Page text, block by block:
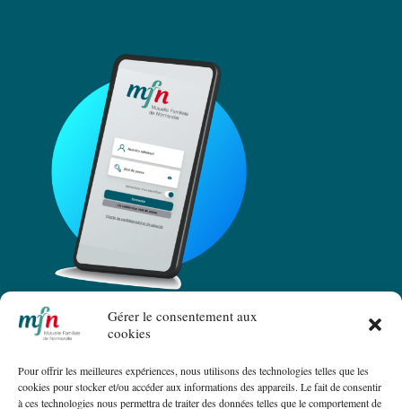
Gérer le consentement aux
cookies
Pour offrir les meilleures expériences, nous utilisons des technologies telles que les
cookies pour stocker et/ou accéder aux informations des appareils. Le fait de consentir
à ces technologies nous permettra de traiter des données telles que le comportement de